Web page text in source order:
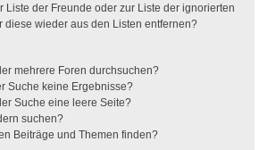
Liste der Freunde oder zur Liste der ignorierten
diese wieder aus den Listen entfernen?
mehrere Foren durchsuchen?
Suche keine Ergebnisse?
Suche eine leere Seite?
suchen?
Beiträge und Themen finden?